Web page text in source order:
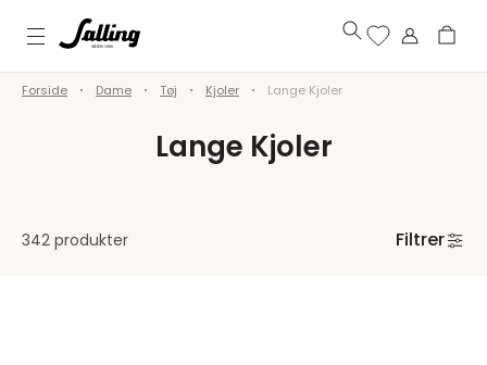
Forside Dame Tøj Kjoler Lange Kjoler
Lange Kjoler
342 produkter Filtrer